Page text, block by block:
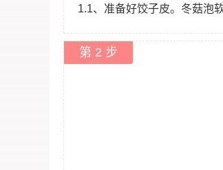
1.1、准备好饺子皮。冬菇泡
第 2 步